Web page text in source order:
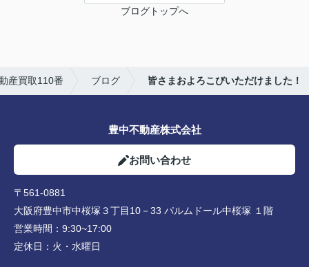
ブログトップへ
産買取110番 ブログ 皆さまおよろこびいただけました！
豊中不動産株式会社
お問い合わせ
〒561-0881
大阪府豊中市中桜塚３丁目10－33 パルムドール中桜塚 １階
営業時間： 9:30~17:00
定休日： 火・水曜日